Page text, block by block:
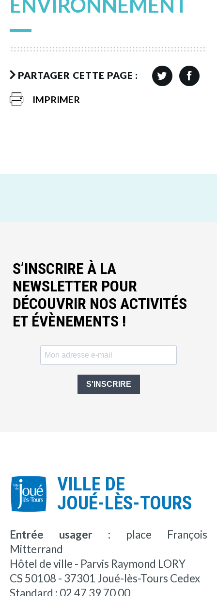
ENVIRONNEMENT
PARTAGER CETTE PAGE :
IMPRIMER
S’INSCRIRE À LA
NEWSLETTER POUR
DÉCOUVRIR NOS ACTIVITÉS
ET ÉVÈNEMENTS !
S'INSCRIRE
VILLE DE
JOUÉ-LÈS-TOURS
Entrée usager : place François
Mitterrand
Hôtel de ville - Parvis Raymond LORY
CS 50108 - 37301 Joué-lès-Tours Cedex
Standard : 02 47 39 70 00